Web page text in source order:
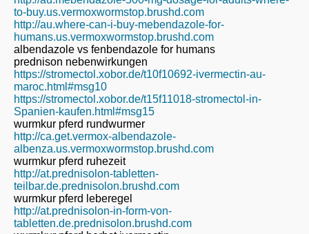
to-buy.us.vermoxwormstop.brushd.com
http://au.where-can-i-buy-mebendazole-for-
humans.us.vermoxwormstop.brushd.com
albendazole vs fenbendazole for humans
prednison nebenwirkungen
https://stromectol.xobor.de/t10f10692-ivermectin-au-
maroc.html#msg10
https://stromectol.xobor.de/t15f11018-stromectol-in-
Spanien-kaufen.html#msg15
wurmkur pferd rundwurmer
http://ca.get.vermox-albendazole-
albenza.us.vermoxwormstop.brushd.com
wurmkur pferd ruhezeit
http://at.prednisolon-tabletten-
teilbar.de.prednisolon.brushd.com
wurmkur pferd leberegel
http://at.prednisolon-in-form-von-
tabletten.de.prednisolon.brushd.com